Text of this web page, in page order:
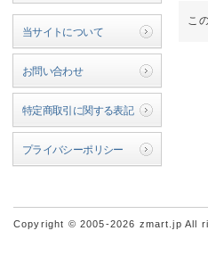
当サイトについて
お問い合わせ
特定商取引に関する表記
プライバシーポリシー
こ
Copyright © 2005-2026 zmart.jp All